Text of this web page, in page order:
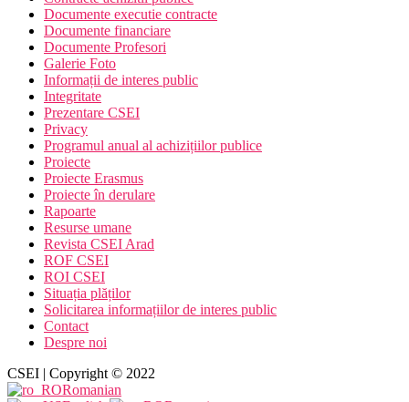
Documente executie contracte
Documente financiare
Documente Profesori
Galerie Foto
Informații de interes public
Integritate
Prezentare CSEI
Privacy
Programul anual al achizițiilor publice
Proiecte
Proiecte Erasmus
Proiecte în derulare
Rapoarte
Resurse umane
Revista CSEI Arad
ROF CSEI
ROI CSEI
Situația plăților
Solicitarea informațiilor de interes public
Contact
Despre noi
CSEI | Copyright © 2022
Romanian